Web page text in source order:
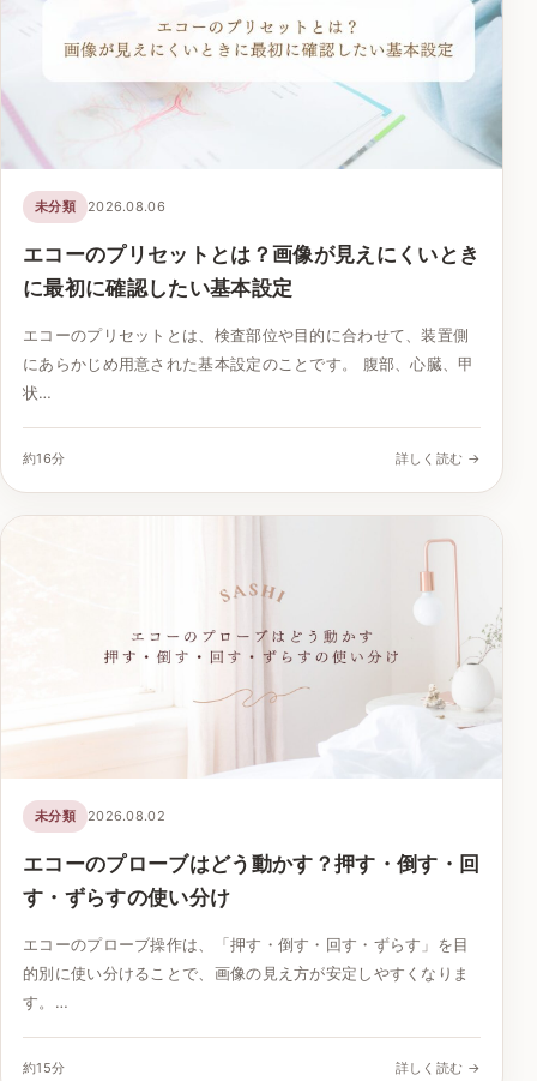
未分類 2026.08.06
エコーのプリセットとは？画像が見えにくいとき
に最初に確認したい基本設定
エコーのプリセットとは、検査部位や目的に合わせて、装置側
にあらかじめ用意された基本設定のことです。 腹部、心臓、甲
状…
約16分 詳しく読む →
未分類 2026.08.02
エコーのプローブはどう動かす？押す・倒す・回
す・ずらすの使い分け
エコーのプローブ操作は、「押す・倒す・回す・ずらす」を目
的別に使い分けることで、画像の見え方が安定しやすくなりま
す。…
約15分 詳しく読む →